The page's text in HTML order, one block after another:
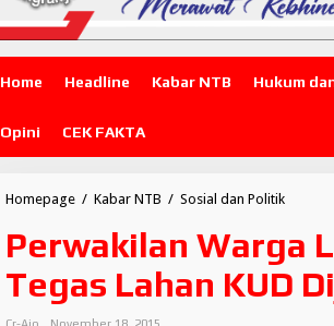
Home Headline Kabar NTB Hukum
Opini CEK FAKTA
Homepage / Kabar NTB / Sosial dan Politik
r
w
a
k
Perwakilan Warga
Tegas Lahan KUD